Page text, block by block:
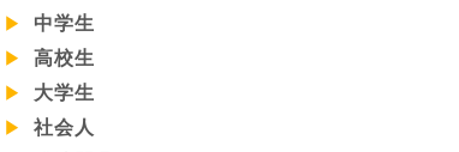
中学生
高校生
大学生
社会人